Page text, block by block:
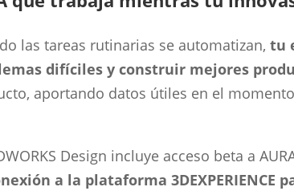
las tareas rutinarias se automatizan,tu
difíciles y construir mejores
aportando datos útiles en el
Design incluye acceso beta a
a la plataforma 3DEXPERIENCE